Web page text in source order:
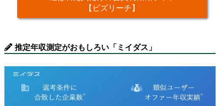
【ビズリーチ】
推定年収測定がおもしろい「ミイダス」